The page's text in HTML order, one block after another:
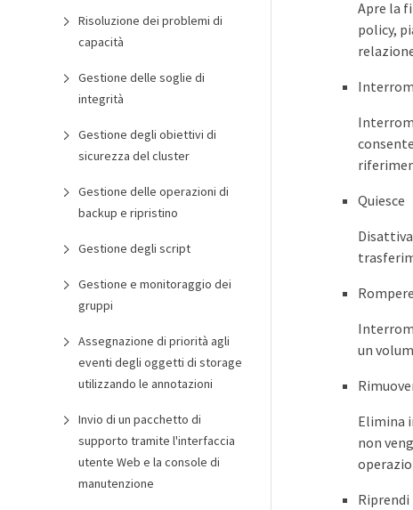
Risoluzione dei problemi di
capacità
Gestione delle soglie di
integrità
Gestione degli obiettivi di
sicurezza del cluster
Gestione delle operazioni di
backup e ripristino
Gestione degli script
Gestione e monitoraggio dei
gruppi
Assegnazione di priorità agli
eventi degli oggetti di storage
utilizzando le annotazioni
Invio di un pacchetto di
supporto tramite l'interfaccia
utente Web e la console di
manutenzione
Apre la
policy,
Quiesce
Rompere
un
Elimina
non
Riprendi